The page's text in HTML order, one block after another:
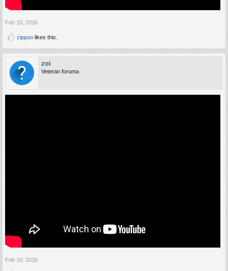
Feb 10, 2026
zippoo likes this.
zoi
Veteran foruma
Feb 10, 2026